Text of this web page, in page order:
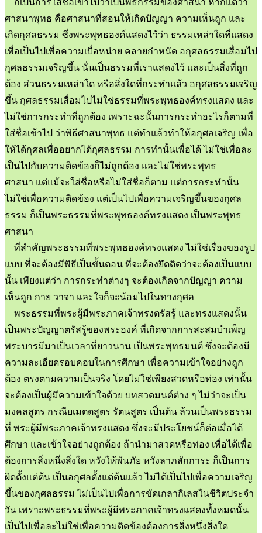
ศาสนาพุทธ คือศาสนาที่สอนให้เกิดปัญญา ความเห็นถูก และ
เกิดกุศลธรรม ซึ่งพระพุทธองค์แสดงไว้ว่า ธรรมเหล่าใดที่แสดง
เพื่อเป็นไปเพื่อความเบื่อหน่าย คลายกำหนัด อกุศลธรรมเสื่อมไป
กุศลธรรมเจริญขึ้น นั่นเป็นธรรมที่เราแสดงไว้ และเป็นสิ่งที่ถูก
ต้อง ส่วนธรรมเหล่าใด หรือสิ่งใดที่กระทำแล้ว อกุศลธรรมเจริญ
ขึ้น กุศลธรรมเสื่อมไปไม่ใช่ธรรมที่พระพุทธองค์ทรงแสดง และ
ไม่ใช่การกระทำที่ถูกต้อง เพราะฉะนั้นการกระทำอะไรก็ตามที่
ใส่ชื่อเข้าไป ว่าพิธีศาสนาพุทธ แต่ทำแล้วทำให้อกุศลเจริญ เพื่อ
ให้ได้กุศลเพื่ออยากได้กุศลธรรม การทำนั้นเพื่อได้ ไม่ใช่เพื่อละ
เป็นไปกับความติดข้องก็ไม่ถูกต้อง และไม่ใช่พระพุทธ
ศาสนา แต่แม้จะใส่ชื่อหรือไม่ใส่ชื่อก็ตาม แต่การกระทำนั้น
ไม่ใช่เพื่อความติดข้อง แต่เป็นไปเพื่อความเจริญขึ้นของกุศล
ธรรม ก็เป็นพระธรรมที่พระพุทธองค์ทรงแสดง เป็นพระพุทธ
ศาสนา
ที่สำคัญพระธรรมที่พระพุทธองค์ทรงแสดง ไม่ใช่เรื่องของรูป
แบบ ที่จะต้องมีพิธีเป็นขั้นตอน ที่จะต้องยึดติดว่าจะต้องเป็นแบบ
นั้น เพียงแต่ว่า การกระทำต่างๆ จะต้องเกิดจากปัญญา ความ
เห็นถูก กาย วาจา และใจก็จะน้อมไปในทางกุศล
พระธรรมที่พระผู้มีพระภาคเจ้าทรงตรัสรู้ และทรงแสดงนั้น
เป็นพระปัญญาตรัสรู้ของพระองค์ ที่เกิดจากการสะสมบำเพ็ญ
พระบารมีมาเป็นเวลาที่ยาวนาน เป็นพระพุทธมนต์ ซึ่งจะต้องมี
ความละเอียดรอบคอบในการศึกษา เพื่อความเข้าใจอย่างถูก
ต้อง ตรงตามความเป็นจริง โดยไม่ใช่เพียงสวดหรือท่อง เท่านั้น
จะต้องเป็นผู้มีความเข้าใจด้วย บทสวดมนต์ต่าง ๆ ไม่ว่าจะเป็น
มงคลสูตร กรณียเมตตสูตร รัตนสูตร เป็นต้น ล้วนเป็นพระธรรม
ที่ พระผู้มีพระภาคเจ้าทรงแสดง ซึ่งจะมีประโยชน์ก็ต่อเมื่อได้
ศึกษา และเข้าใจอย่างถูกต้อง ถ้านำมาสวดหรือท่อง เพื่อได้เพื่อ
ต้องการสิ่งหนึ่งสิ่งใด หวังให้พ้นภัย หวังลาภสักการะ ก็เป็นการ
ผิดตั้งแต่ต้น เป็นอกุศลตั้งแต่ต้นแล้ว ไม่ได้เป็นไปเพื่อความเจริญ
ขึ้นของกุศลธรรม ไม่เป็นไปเพื่อการขัดเกลากิเลสในชีวิตประจำ
วัน เพราะพระธรรมที่พระผู้มีพระภาคเจ้าทรงแสดงทั้งหมดนั้น
เป็นไปเพื่อละไม่ใช่เพื่อความติดข้องต้องการสิ่งหนึ่งสิ่งใด